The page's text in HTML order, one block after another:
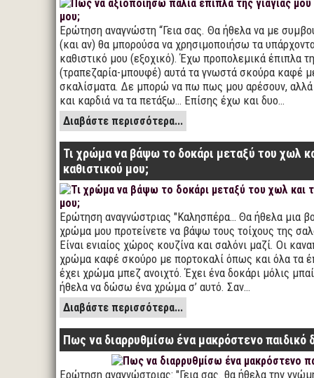
Ερώτηση αναγνώστη “Γεια σας. Θα ήθελα να με
(και αν) θα μπορούσα να χρησιμοποιήσω τα
καθιστικό μου (εξοχικό). Έχω προπολεμικά έπιπλα
(τραπεζαρία-μπουφέ) αυτά τα γνωστά σκούρα καφέ
σκαλίσματα. Δε μπορώ να πω πως μου αρέσουν, αλλά
και καρδιά να τα πετάξω… Επίσης έχω και δυο…
Διαβάστε περισσότερα...
Τι χρώμα να βάψω το δοκάρι μεταξύ του χωλ
καθιστικού μου;
Ερώτηση αναγνώστριας "Καλησπέρα… Θα ήθελα μια
χρώμα μου προτείνετε να βάψω τους τοίχους της
Είναι ενιαίος χώρος κουζίνα και σαλόνι μαζί. Οι
χρώμα καφέ σκούρο με πορτοκαλί όπως και όλα τα
έχει χρώμα μπεζ ανοιχτό. Έχει ένα δοκάρι μόλις
ήθελα να δώσω ένα χρώμα σ’ αυτό. Σαν…
Διαβάστε περισσότερα...
Πως να διαρρυθμίσω ένα μακρόστενο παιδικό
Ερώτηση αναγνώστριας: "Γεια σας. θα ήθελα την